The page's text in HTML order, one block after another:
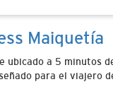
Maiquetía
ubicado a 5 minutos
para el viajero